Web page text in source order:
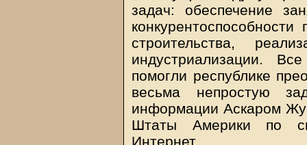
задач: обеспечение
строительства,
индустриализации.
помогли республике
весьма непростую
информации Аскаром
Штаты Америки по
Интернет.